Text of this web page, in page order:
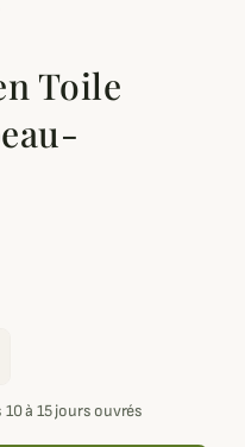
Toile
à 15 jours ouvrés